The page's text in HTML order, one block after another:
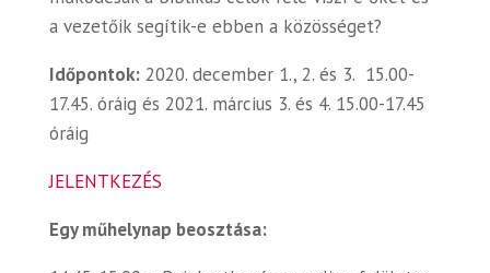
a vezetőik segítik-e ebben a közösséget?
Időpontok:2020. december 1., 2. és 3. 15.00-
17.45. óráig és 2021. március 3. és 4. 15.00-17.45
óráig
JELENTKEZÉS
Egy műhelynap beosztása: